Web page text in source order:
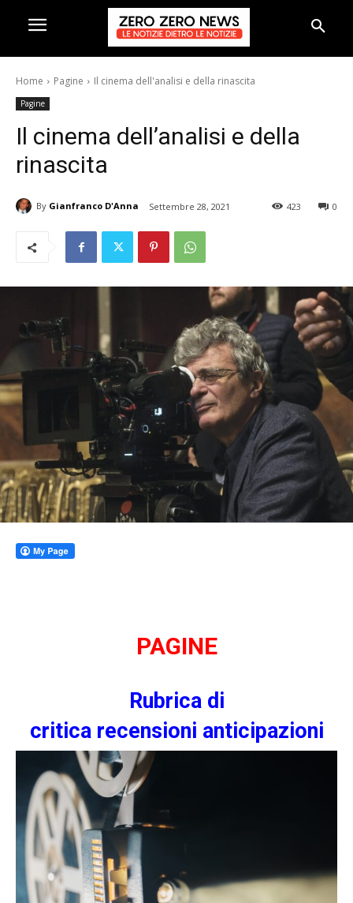
Home Pagine Il cinema dell'analisi e della rinascita
Pagine
Il cinema dell’analisi e della
rinascita
By Gianfranco D'Anna Settembre 28, 2021 0
423
PAGINE
Rubrica di
critica recensioni anticipazioni